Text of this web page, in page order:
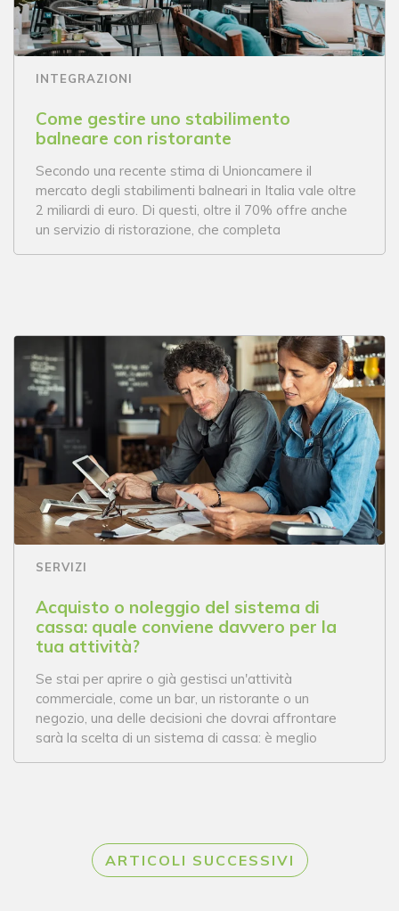
INTEGRAZIONI
Come gestire uno stabilimento
balneare con ristorante
Secondo una recente stima di Unioncamere il
mercato degli stabilimenti balneari in Italia vale oltre
2 miliardi di euro. Di questi, oltre il 70% offre anche
un servizio di ristorazione, che completa
SERVIZI
Acquisto o noleggio del sistema di
cassa: quale conviene davvero per la
tua attività?
Se stai per aprire o già gestisci un'attività
commerciale, come un bar, un ristorante o un
negozio, una delle decisioni che dovrai affrontare
sarà la scelta di un sistema di cassa: è meglio
ARTICOLI SUCCESSIVI